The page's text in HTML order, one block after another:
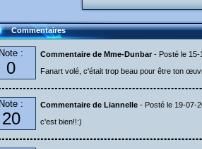
Commentaires
Note :
0
Commentaire de Mme-Dunbar - Posté le 15-
Fanart volé, c'était trop beau pour être ton
Note :
20
Commentaire de Liannelle - Posté le 19-07-
c'est bien!!:)